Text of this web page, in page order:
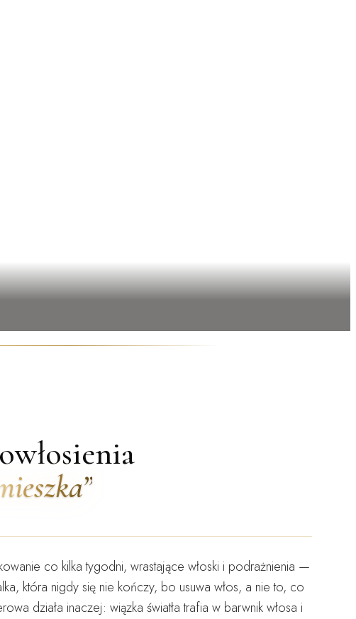
co kilka tygodni, wrastające włoski i podrażnienia —
która nigdy się nie kończy, bo usuwa włos, a nie to, co
działa inaczej: wiązka światła trafia w barwnik włosa i